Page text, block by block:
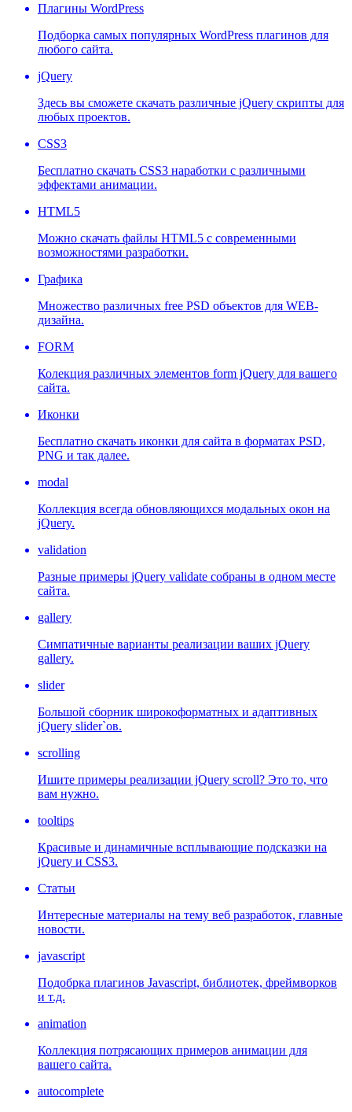
Плагины WordPress
Подборка самых популярных WordPress плагинов для
любого сайта.
jQuery
Здесь вы сможете скачать различные jQuery скрипты для
любых проектов.
CSS3
Бесплатно скачать CSS3 наработки с различными
эффектами анимации.
HTML5
Можно скачать файлы HTML5 с современными
возможностями разработки.
Графика
Множество различных free PSD объектов для WEB-
дизайна.
FORM
Колекция различных элементов form jQuery для вашего
сайта.
Иконки
Бесплатно скачать иконки для сайта в форматах PSD,
PNG и так далее.
modal
Коллекция всегда обновляющихся модальных окон на
jQuery.
validation
Разные примеры jQuery validate собраны в одном месте
сайта.
gallery
Симпатичные варианты реализации ваших jQuery
gallery.
slider
Большой сборник широкоформатных и адаптивных
jQuery slider`ов.
scrolling
Ишите примеры реализации jQuery scroll? Это то, что
вам нужно.
tooltips
Красивые и динамичные всплывающие подсказки на
jQuery и CSS3.
Статьи
Интересные материалы на тему веб разработок, главные
новости.
javascript
Подобрка плагинов Javascript, библиотек, фреймворков
и т.д.
animation
Коллекция потрясающих примеров анимации для
вашего сайта.
autocomplete